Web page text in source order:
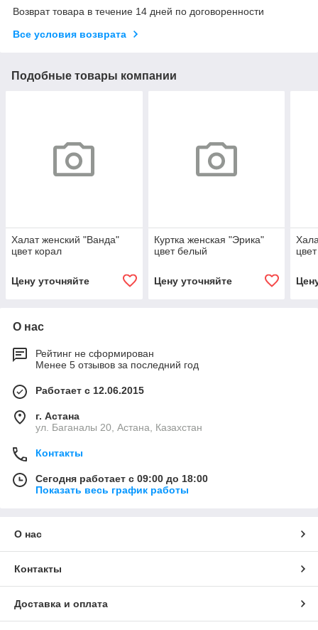
Возврат товара в течение 14 дней по договоренности
Все условия возврата
Подобные товары компании
Халат женский "Ванда"
цвет корал
Цену уточняйте
Куртка женская "Эрика"
цвет белый
Цену уточняйте
О нас
Рейтинг не сформирован
Менее 5 отзывов за последний год
Работает с 12.06.2015
г. Астана
ул. Баганалы 20, Астана, Казахстан
Контакты
Сегодня работает с 09:00 до 18:00
Показать весь график работы
О нас
Контакты
Доставка и оплата